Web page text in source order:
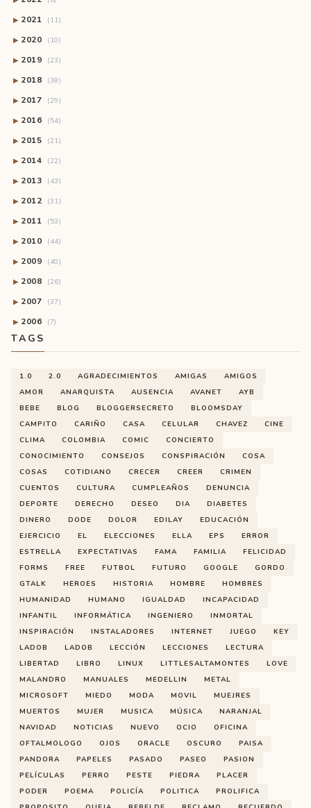
▶ 2021 (11)
▶ 2020 (10)
▶ 2019 (23)
▶ 2018 (38)
▶ 2017 (29)
▶ 2016 (54)
▶ 2015 (21)
▶ 2014 (22)
▶ 2013 (43)
▶ 2012 (31)
▶ 2011 (53)
▶ 2010 (44)
▶ 2009 (40)
▶ 2008 (26)
▶ 2007 (37)
▶ 2006 (7)
TAGS
1.0 2.0 AGRADECIMIENTOS AMIGAS
AMIGOS
AMOR
ANARQUISTA AUSENCIA AVANET
AYB
BEBE
BLOG BLOGGERSECRETO
BLOOMSDAY
CAMPITO
CARIÑO CASA CELULAR CHAVEZ
CINE
CLIMA
COLOMBIA COMIC
CONCIERTO
CONOCIMIENTO
CONSEJOS CONSPIRACIÓN
COSA
COSAS
COTIDIANO CRECER CREER
CRIMEN
CUENTOS
CULTURA CUMPLEAÑOS
DENUNCIA
DEPORTE
DERECHO DESEO DIA
DIABETES
DINERO
DODE DOLOR EDILAY
EDUCACIÓN
EJERCICIO
EL ELECCIONES ELLA EPS
ERROR
ESTRELLA
EXPECTATIVAS FAMA FAMILIA
FELICIDAD
FORMS
FREE FUTBOL FUTURO GOOGLE
GORDO
GTALK
HEROES HISTORIA HOMBRE
HOMBRES
HUMANIDAD
HUMANO IGUALDAD
INCAPACIDAD
INFANTIL
INFORMÁTICA INGENIERO
INMORTAL
INSPIRACIÓN
INSTALADORES INTERNET JUEGO
KEY
LADOB
LADOB LECCIÓN LECCIONES
LECTURA
LIBERTAD
LIBRO LINUX LITTLESALTAMONTES
LOVE
MALANDRO
MANUALES MEDELLIN
METAL
MICROSOFT
MIEDO MODA MOVIL
MUEJRES
MUERTOS
MUJER MUSICA MÚSICA
NARANJAL
NAVIDAD
NOTICIAS NUEVO OCIO
OFICINA
OFTALMOLOGO
OJOS ORACLE OSCURO
PAISA
PANDORA
PAPELES PASADO PASEO
PASION
PELÍCULAS
PERRO PESTE PIEDRA
PLACER
PODER
POEMA POLICÍA POLITICA
PROLIFICA